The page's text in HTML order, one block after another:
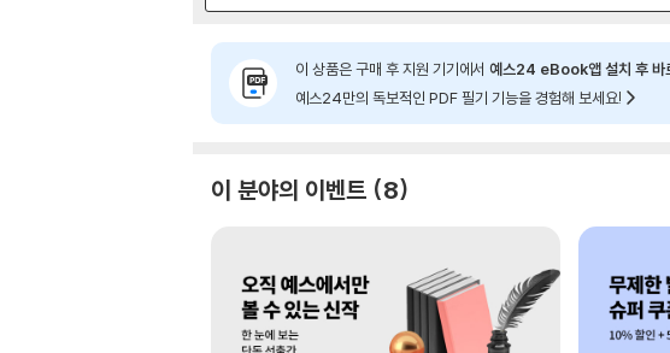
이 상품은 구매 후 지원 기기에서 예스24 eBook앱 설치 후 바
예스24만의 독보적인 PDF 필기 기능을 경험해 보세요!
이 분야의 이벤트 8